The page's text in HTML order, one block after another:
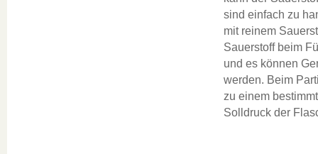
sind einfach zu
mit reinem
Sauerstoff beim
und es können
werden. Beim
zu einem
Solldruck der